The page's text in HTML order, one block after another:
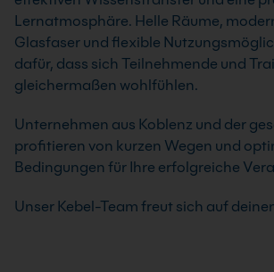
Lernatmosphäre. Helle Räume,
Glasfaser und flexible
dafür, dass sich Teilnehmende und
gleichermaßen wohlfühlen.
Unternehmen aus Koblenz und der
profitieren von kurzen Wegen und
Bedingungen für Ihre erfolgreiche
Unser Kebel-Team freut sich auf